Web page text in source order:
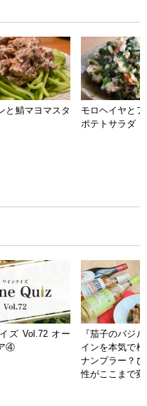
と鯖マヨマスタ
モロヘイヤと
ポテトサラダ
ズ Vol.72 オー
④
『茄子のバジ
インを本気で
ナンプラー？
性がここまで